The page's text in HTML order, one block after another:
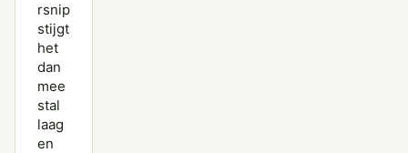
rsnip
stijgt
het
dan
mee
stal
laag
en